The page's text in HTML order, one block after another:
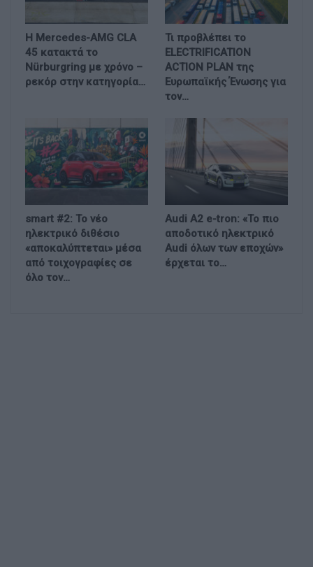
Η Mercedes-AMG CLA
45 κατακτά το
Nürburgring με χρόνο –
ρεκόρ στην κατηγορία…
Τι προβλέπει το
ELECTRIFICATION
ACTION PLAN της
Ευρωπαϊκής Ένωσης για
τον…
smart #2: Το νέο
ηλεκτρικό διθέσιο
«αποκαλύπτεται» μέσα
από τοιχογραφίες σε
όλο τον…
Audi A2 e-tron: «Το πιο
αποδοτικό ηλεκτρικό
Audi όλων των εποχών»
έρχεται το…